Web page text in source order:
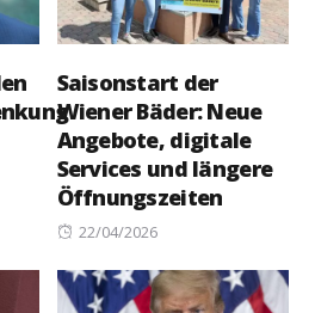
Saisonstart der
Wiener Bäder: Neue
Angebote, digitale
Services und längere
Öffnungszeiten
Posted
22/04/2026